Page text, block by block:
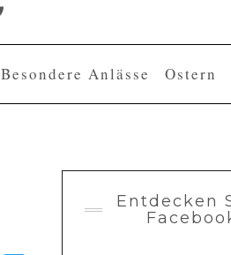
Besondere Anlässe Ostern
Entdecken